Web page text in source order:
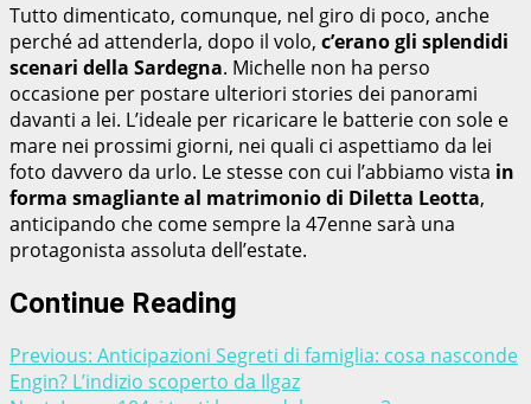
Tutto dimenticato, comunque, nel giro di poco, anche
perché ad attenderla, dopo il volo, c’erano gli splendidi
scenari della Sardegna. Michelle non ha perso
occasione per postare ulteriori stories dei panorami
davanti a lei. L’ideale per ricaricare le batterie con sole e
mare nei prossimi giorni, nei quali ci aspettiamo da lei
foto davvero da urlo. Le stesse con cui l’abbiamo vista in
forma smagliante al matrimonio di Diletta Leotta,
anticipando che come sempre la 47enne sarà una
protagonista assoluta dell’estate.
Continue Reading
Previous: Anticipazioni Segreti di famiglia: cosa nasconde
Engin? L’indizio scoperto da Ilgaz